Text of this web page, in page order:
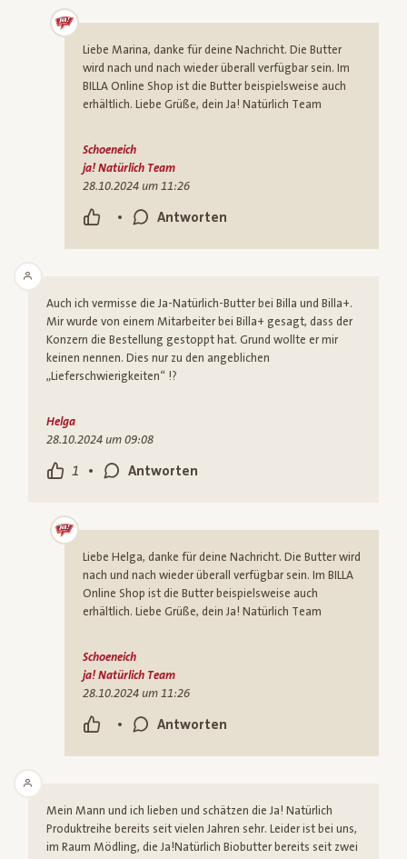
Liebe Marina, danke für deine Nachricht. Die Butter
wird nach und nach wieder überall verfügbar sein. Im
BILLA Online Shop ist die Butter beispielsweise auch
erhältlich. Liebe Grüße, dein Ja! Natürlich Team
• Antworten
Schoeneich
ja! Natürlich Team
28.10.2024 um 11:26
Auch ich vermisse die Ja-Natürlich-Butter bei Billa und Billa+.
Mir wurde von einem Mitarbeiter bei Billa+ gesagt, dass der
Konzern die Bestellung gestoppt hat. Grund wollte er mir
keinen nennen. Dies nur zu den angeblichen
„Lieferschwierigkeiten“ !?
1 • Antworten
Helga
28.10.2024 um 09:08
Liebe Helga, danke für deine Nachricht. Die Butter wird
nach und nach wieder überall verfügbar sein. Im BILLA
Online Shop ist die Butter beispielsweise auch
erhältlich. Liebe Grüße, dein Ja! Natürlich Team
• Antworten
Schoeneich
ja! Natürlich Team
28.10.2024 um 11:26
Mein Mann und ich lieben und schätzen die Ja! Natürlich
Produktreihe bereits seit vielen Jahren sehr. Leider ist bei uns,
im Raum Mödling, die Ja!Natürlich Biobutter bereits seit zwei